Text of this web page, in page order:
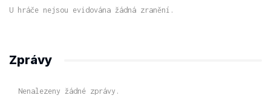
U hráče nejsou evidována žádná zranění.
Zprávy
Nenalezeny žádné zprávy.